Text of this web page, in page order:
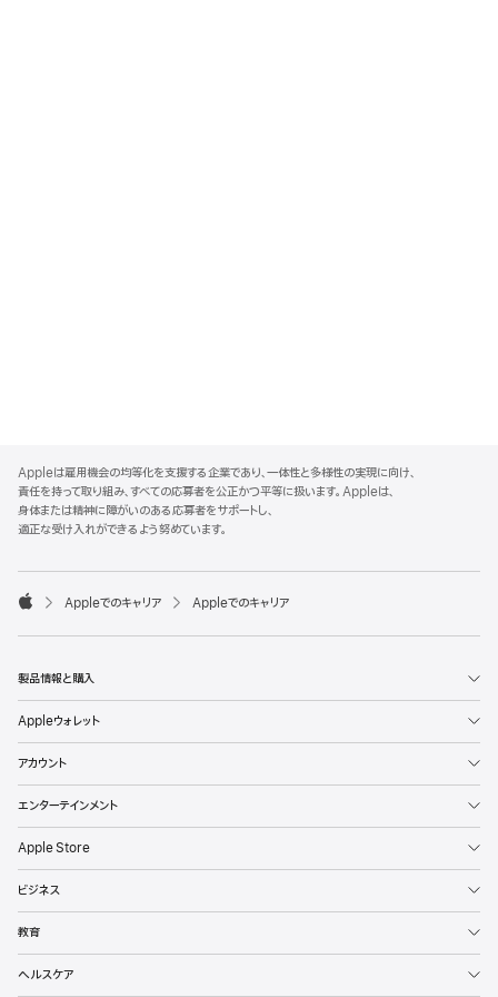
p
p
l
e
o
t
Appleは雇用機会の均等化を支援する企業であり、一体性と多様性の実現に向け、
責任を持って取り組み、すべての応募者を公正かつ平等に扱います。Appleは、
身体または精神に障がいのある応募者をサポートし、
適正な受け入れができるよう努めています。

p
l
Appleでのキャリア Appleでのキャリア
製品情報と購入
Appleウォレット
アカウント
エンターテインメント
Apple Store
ビジネス
教育
ヘルスケア